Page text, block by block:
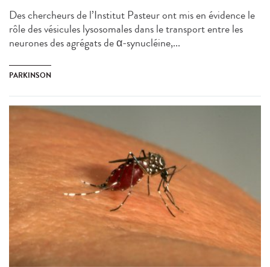
Des chercheurs de l’Institut Pasteur ont mis en évidence le
rôle des vésicules lysosomales dans le transport entre les
neurones des agrégats de α-synucléine,...
PARKINSON